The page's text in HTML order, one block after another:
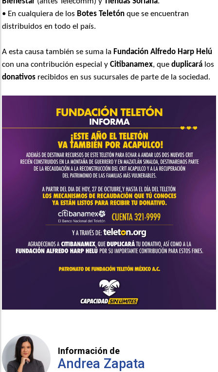
• En cualquiera de los Botes Teletón que se encuentran
distribuidos en todo el país.
A esta causa también se suma la Fundación Alfredo Harp Helú
con una contribución especial yCitibanamex, queduplicará los
donativos recibidos en sus sucursales de parte de la sociedad.
Información de
Andrea Zapata